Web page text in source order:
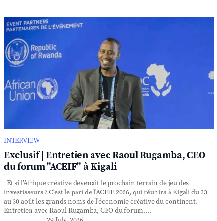
INTERVIEW
Exclusif | Entretien avec Raoul Rugamba, CEO
du forum "ACEIF" à Kigali
Et si l'Afrique créative devenait le prochain terrain de jeu des
investisseurs ? C'est le pari de l'ACEIF 2026, qui réunira à Kigali du 23
au 30 août les grands noms de l'économie créative du continent.
Entretien avec Raoul Rugamba, CEO du forum....